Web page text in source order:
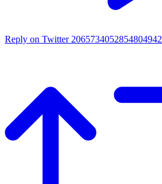
Reply on Twitter 2065734052854804942